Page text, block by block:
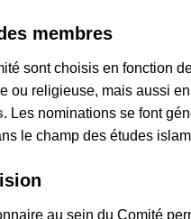
membres
sont choisis en fonction
ou religieuse, mais aussi
. Les nominations se font
le champ des études
au sein du Comité